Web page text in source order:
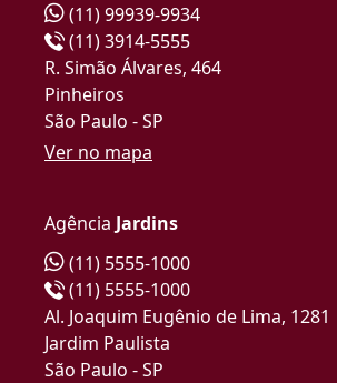
(11) 99939-9934
(11) 3914-5555
R. Simão Álvares, 464
Pinheiros
São Paulo - SP
Ver no mapa
Agência Jardins
(11) 5555-1000
(11) 5555-1000
Al. Joaquim Eugênio de Lima, 1281
Jardim Paulista
São Paulo - SP